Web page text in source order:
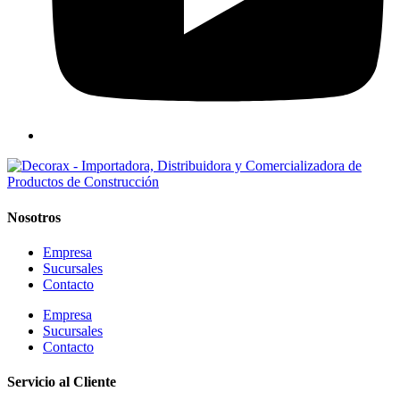
Nosotros
Empresa
Sucursales
Contacto
Empresa
Sucursales
Contacto
Servicio al Cliente